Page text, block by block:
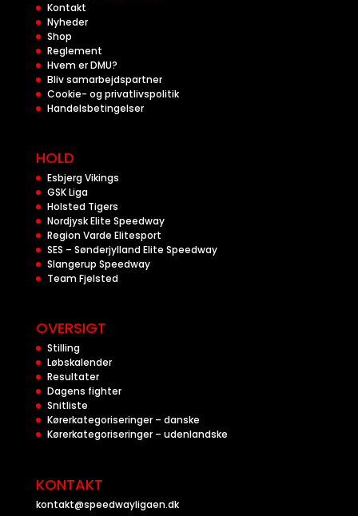
Kontakt
Nyheder
Shop
Reglement
Hvem er DMU?
Bliv samarbejdspartner
Cookie- og privatlivspolitik
Handelsbetingelser
HOLD
Esbjerg Vikings
GSK Liga
Holsted Tigers
Nordjysk Elite Speedway
Region Varde Elitesport
SES – Sønderjylland Elite Speedway
Slangerup Speedway
Team Fjelsted
OVERSIGT
Stilling
Løbskalender
Resultater
Dagens fighter
Snitliste
Kørerkategoriseringer – danske
Kørerkategoriseringer – udenlandske
KONTAKT
kontakt@speedwayligaen.dk